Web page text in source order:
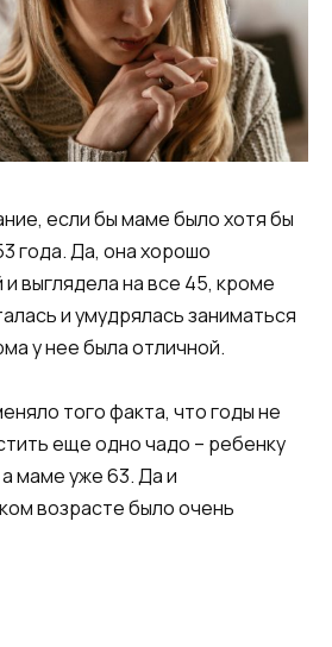
если бы маме было хотя бы
года. Да, она хорошо
выглядела на все 45, кроме
и умудрялась заниматься
у нее была отличной.
того факта, что годы не
еще одно чадо – ребенку
маме уже 63. Да и
возрасте было очень